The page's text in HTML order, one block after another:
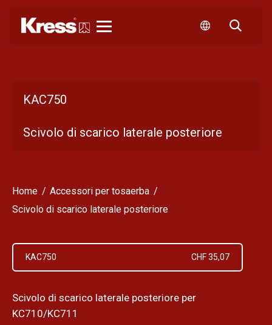
KAC750
Scivolo di scarico laterale posteriore
Home
Accessori per tosaerba
Scivolo di scarico laterale posteriore
KAC750 CHF 35,07
Scivolo di scarico laterale posteriore per
KC710/KC711